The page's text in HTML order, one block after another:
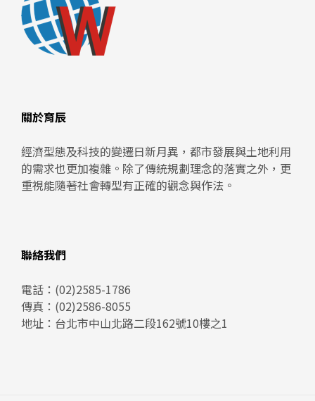
關於育辰
經濟型態及科技的變遷日新月異，都市發展與土地利用
的需求也更加複雜。除了傳統規劃理念的落實之外，更
重視能隨著社會轉型有正確的觀念與作法。
聯絡我們
電話： (02)2585-1786
傳真：(02)2586-8055
地址： 台北市中山北路二段162號10樓之1